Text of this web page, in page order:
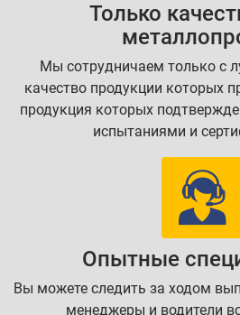
Только
Мы сотрудничаем только с
качество продукции которых
продукция которых
испытаниями и
Опытные
Вы можете следить за ходом
менеджеры и водители